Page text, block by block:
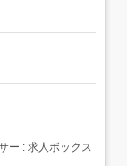
残業ほぼ...
ー : 求人ボックス